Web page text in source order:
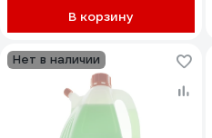
В корзину
Нет в наличии